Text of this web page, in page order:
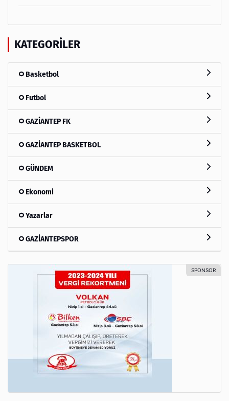
KATEGORILER
Basketbol
Futbol
GAZİANTEP FK
GAZİANTEP BASKETBOL
GÜNDEM
Ekonomi
Yazarlar
GAZİANTEPSPOR